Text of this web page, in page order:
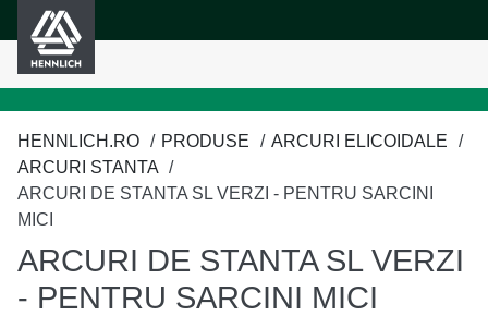
principal
HENNLICH.RO PRODUSE
ARCURI ELICOIDALE
ARCURI STANTA
ARCURI DE STANTA SL VERZI - PENTRU SARCINI
MICI
ARCURI DE STANTA SL VERZI
- PENTRU SARCINI MICI